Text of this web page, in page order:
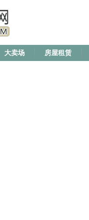
大卖场 房屋租赁